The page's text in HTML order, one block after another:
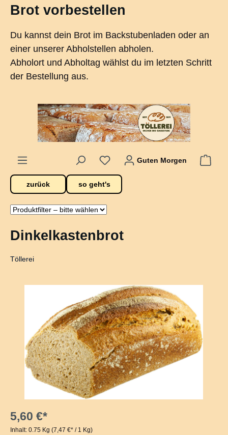
springen
Brot vorbestellen
Du kannst dein Brot im Backstubenladen oder an
einer unserer Abholstellen abholen.
Abholort und Abholtag wählst du im letzten Schritt
der Bestellung aus.
Guten Morgen
zurück so geht's
Dinkelkastenbrot
Töllerei
5,60 €*
Inhalt: 0.75 Kg (7,47 €* / 1 Kg)